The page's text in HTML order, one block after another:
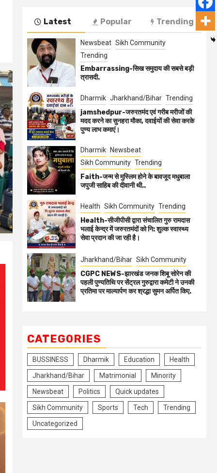
Latest Popular Trending
Newsbeat Sikh Community
Trending
Embarrassing-सिख समुदाय की सबसे बड़ी
त्रासदी.
Dharmik Jharkhand/Bihar Trending
jamshedpur-जरुरतमंद एवं गरीब मरीजों की
मदद करने का सुनहरा मौका, दवाईयों की सेवा करके
पुण्य लाभ कमाएं।
Dharmik
Newsbeat
Sikh Community Trending
Faith-जन्म से मुस्लिम होने के बावजूद मधुबाला
जपुजी साहिब की दीवानी थी..
Health Sikh Community Trending
Health-सीजीपीसी द्वारा संचालित गुरु रामदास
भलाई केन्द्र में जरुरतमंदों को नि: शुल्क स्वास्थ्य
सेवा प्रदान की जा रही है।
Jharkhand/Bihar Sikh Community
CGPC NEWS-झारखंड जनक शिबू सोरेन की
पहली पुण्यतिथि पर सेंट्रल गुरुद्वारा कमेटी ने उनकी
प्रतिमा पर माल्यार्पण कर श्रद्धा सुमन अर्पित किए.
CATEGORIES
BUSSINESS Dharmik Education Health
Jharkhand/Bihar Matrimonial Minority
Newsbeat Politics Quick updates
Sikh Community Sports Tech Trending
Uncategorized